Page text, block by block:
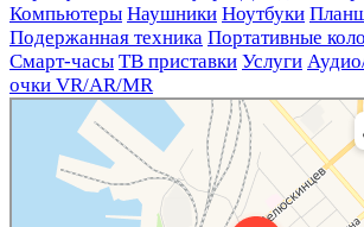
Компьютеры Наушники Ноутбуки
Подержанная техника Портативные
Смарт-часы ТВ приставки Услуги
очки VR/AR/MR
Мобиленд
Магазин электроники в Мурманске